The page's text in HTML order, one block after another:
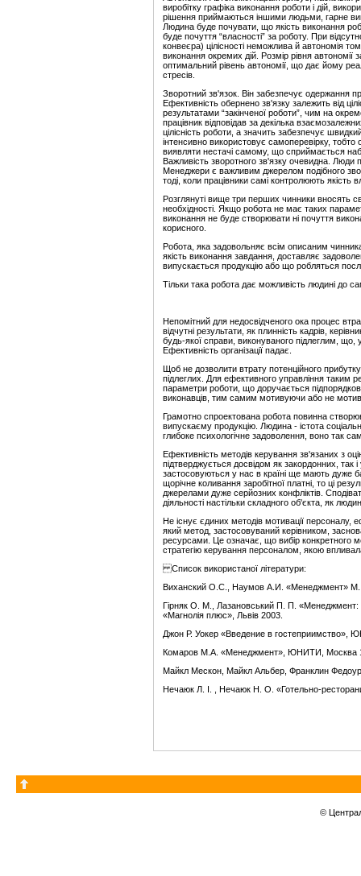
виробітку графіка виконання роботи і дій,
рішення приймаються іншими людьми, гарне
Людина буде почувати, що якість виконання
буде почуття “власності” за роботу. При
конвеєра) цілісності неможлива й автономія
виконання окремих дій. Розмір рівня
оптимальний рівень автономії, що дає йому
стресів.
Зворотний зв'язок. Він забезпечує одержання
Ефективність обернено зв'язку залежить від
результатами “закінченої роботи”, чим на
працівник відповідав за декілька
цілісність роботи, а значить забезпечує
інтенсивно використовує самоперевірку,
виявляти нестачі самому, що сприймається
Важливість зворотного зв'язку очевидна. Люди
Менеджери є важливим джерелом подібного
тоді, коли працівники самі контролюють якість
Розглянуті вище три перших чинники вносять
необхідності. Якщо робота не має таких
виконання не буде створювати ні почуття
корисного.
Робота, яка задовольняє всім описаним
якість виконання завдання, доставляє
випускається продукцію або що робляться
Тільки така робота дає можливість людині до
Непомітний для недосвідченого ока процес
відчутні результати, як плинність кадрів,
будь-якої справи, виконуваного підлеглим, що,
Ефективність організації падає.
Щоб не дозволити втрату потенційного
підлеглих. Для ефективного управління таким
параметри роботи, що доручається
виконавців, тим самим мотивуючи або не
Грамотно спроектована робота повинна
випускаєму продукцію. Людина - істота
глибоке психологічне задоволення, воно так
Ефективність методів керування зв'язаних з
підтверджується досвідом як закордонних, так
застосовуються у нас в країні ще мають дуже
щорічне коливання заробітної платні, то ці
джерелами дуже серйозних конфліктів.
діяльності настільки складного об'єкта, як
Не існує єдиних методів мотивації персоналу,
який метод, застосовуваний керівником,
ресурсами. Це означає, що вибір конкретного
стратегію керування персоналом, якою
Список використаної літератури:
Виханский О.С., Наумов А.И. «Менеджмент» М.:
Гірняк О. М., Лазановський П. П. «Менеджмент:
«Магнолія плюс», Львів 2003.
Джон Р. Уокер «Введение в гостеприимство»,
Комаров М.А. «Менеджмент», ЮНИТИ, Москва
Майкл Мескон, Майкл Альбер, Франклин
Нечаюк Л. І. , Нечаюк Н. О. «Готельно-
©